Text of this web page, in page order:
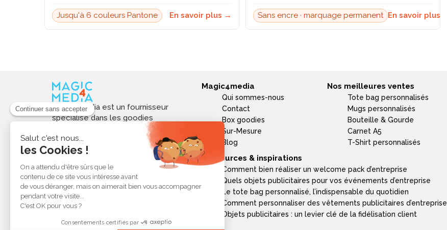
Jusqu'à 6 couleurs Pantone En savoir plus → Sans encre · marquage permanent En savoir plus →
Magic4media est un fournisseur
spécialisé dans les goodies
personnalisés et objets publicitaires
pour les entreprises. Nous
sélectionnons des produits utiles,
tendances et responsables pour
valoriser votre image de marque,
soutenir vos actions de
communication et réussir vos
opérations événementielles,
Magic4media
Qui sommes-nous
Contact
Box goodies
Sur-Mesure
Blog
Nos meilleures ventes
Tote bag personnalisés
Mugs personnalisés
Bouteille & Gourde
Carnet A5
T-Shirt personnalisés
Ressources & inspirations
Comment bien réaliser un welcome pack d’entreprise
Quels objets publicitaires pour vos événements d’entreprise
Le tote bag personnalisé, l’indispensable du quotidien
Comment personnaliser des vêtements publicitaires d’entreprise
Objets publicitaires : un levier clé de la fidélisation client